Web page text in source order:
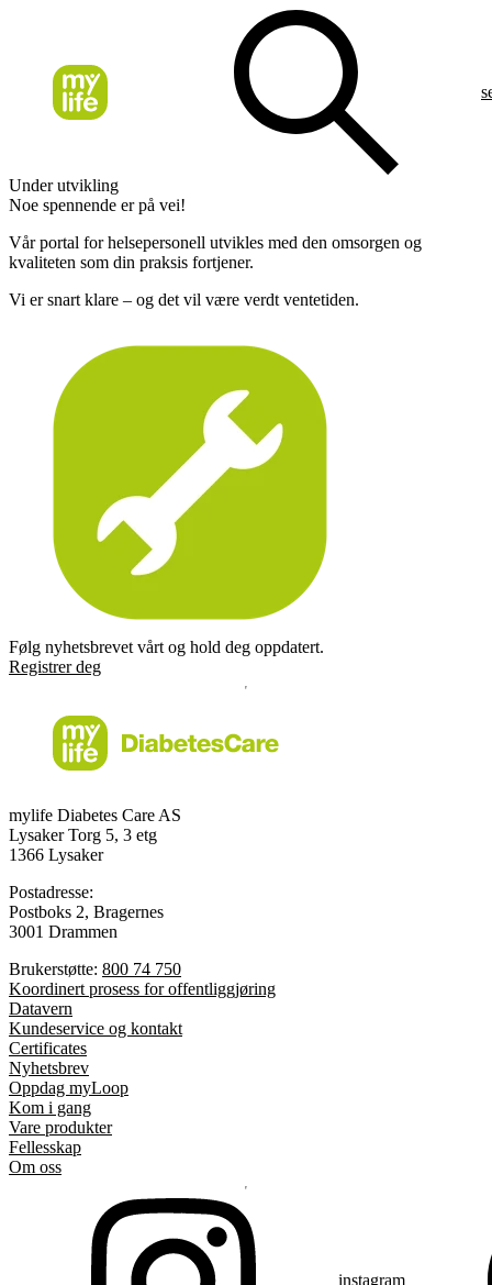
Under utvikling
Noe spennende er på vei!
Vår portal for helsepersonell utvikles med den omsorgen og
kvaliteten som din praksis fortjener.
Vi er snart klare – og det vil være verdt ventetiden.
Følg nyhetsbrevet vårt og hold deg oppdatert.
Registrer deg
mylife Diabetes Care AS
Lysaker Torg 5, 3 etg
1366 Lysaker
Postadresse:
Postboks 2, Bragernes
3001 Drammen
Brukerstøtte: 800 74 750
Koordinert prosess for offentliggjøring
Datavern
Kundeservice og kontakt
Certificates
Nyhetsbrev
Oppdag myLoop
Kom i gang
Vare produkter
Fellesskap
Om oss
instagram